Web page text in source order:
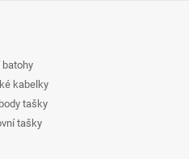
batohy
kabelky
tašky
tašky